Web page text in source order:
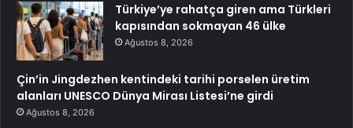
Türkiye’ye rahatça giren ama Türkleri
kapısından sokmayan 46 ülke
Ağustos 8, 2026
Çin’in Jingdezhen kentindeki tarihi porselen üretim
alanları UNESCO Dünya Mirası Listesi’ne girdi
Ağustos 8, 2026